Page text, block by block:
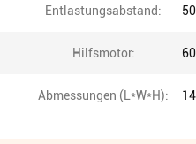
Entlastungsabstand:
Hilfsmotor:
Abmessungen (L*W*H):